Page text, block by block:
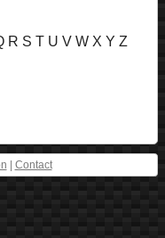
R S T U V W X Y Z
Contact